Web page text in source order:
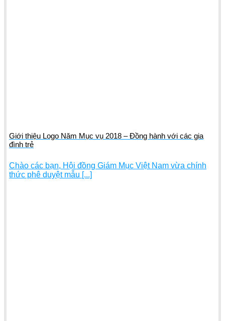
Giới thiệu Logo Năm Mục vụ 2018 – Đồng hành với các gia
đình trẻ
Chào các bạn, Hội đồng Giám Mục Việt Nam vừa chính
thức phê duyệt mẫu [...]